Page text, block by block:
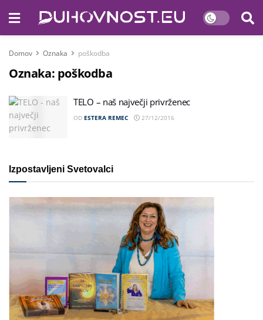
Domov Oznaka poškodba
Oznaka: poškodba
TELO – naš največji privrženec
OD ESTERA REMEC 27/12/2016
Izpostavljeni Svetovalci